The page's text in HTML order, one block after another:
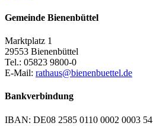
Gemeinde Bienenbüttel
Marktplatz 1
29553 Bienenbüttel
Tel.: 05823 9800-0
E-Mail: rathaus@bienenbuettel.de
Bankverbindung
IBAN: DE08 2585 0110 0002 0003 54